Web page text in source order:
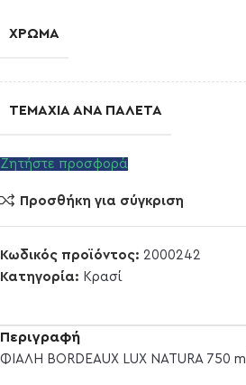
ΧΡΏΜΑ
ΤΕΜΆΧΙΑ ΑΝΆ ΠΑΛΈΤΑ
Ζητήστε προσφορά
Προσθήκη για σύγκριση
Κωδικός προϊόντος: 2000242
Κατηγορία: Κρασί
Περιγραφή
ΦΙΑΛΗ BORDEAUX LUX NATURA 750 ml